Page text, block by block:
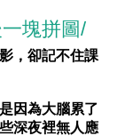
塊拼圖/
，卻記不住課
因為大腦累了
深夜裡無人應